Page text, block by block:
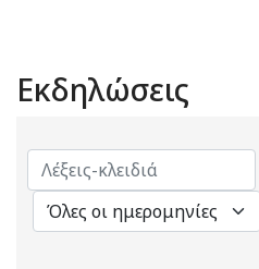
Εκδηλώσεις